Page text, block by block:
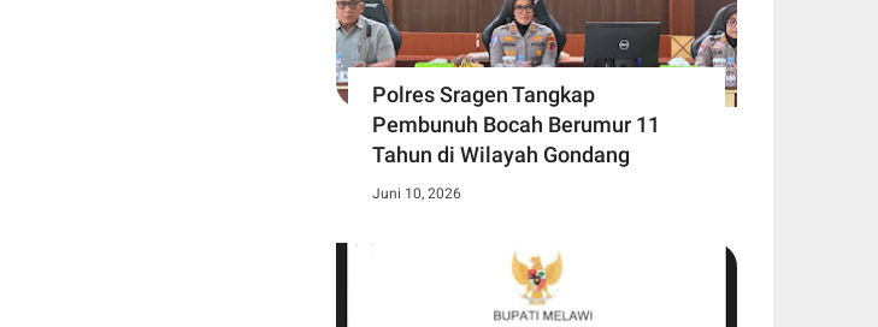
Polres Sragen Tangkap
Pembunuh Bocah Berumur 11
Tahun di Wilayah Gondang
Juni 10, 2026